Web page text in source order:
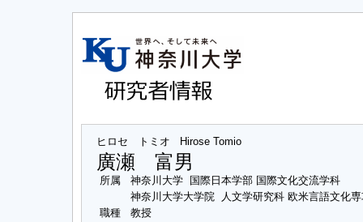
ヒロセ トミオ Hirose Tomio
廣瀬 富男
所属
神奈川大学 国際日本学部 国際文化交流学科
神奈川大学大学院 人文学研究科 欧米言語文化
職種
教授